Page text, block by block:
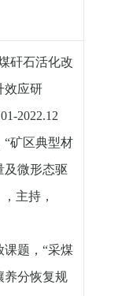
矸石活化改
效应研
2022.12
“矿区典型材
及微形态驱
主持，
课题，“采煤
养分恢复规